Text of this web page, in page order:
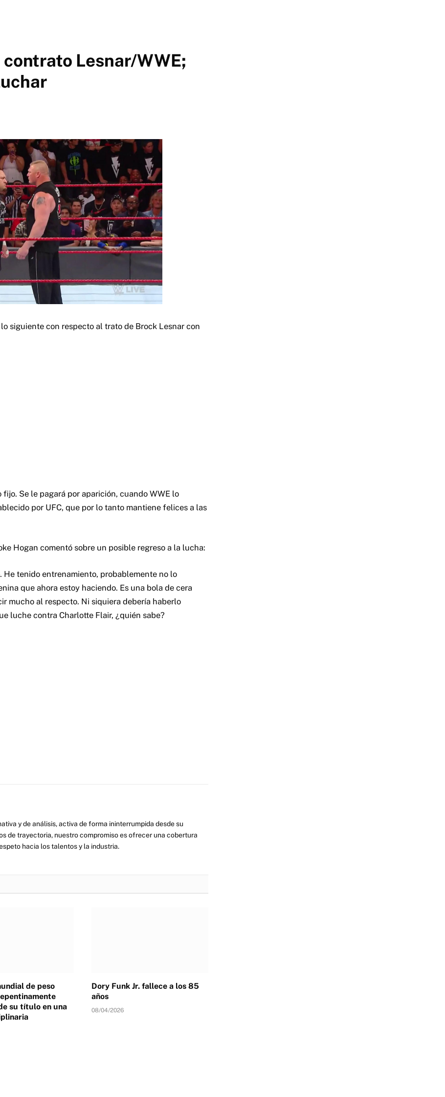
Lesnar/WWE;
siguiente con respecto al trato de Brock Lesnar con
Se le pagará por aparición, cuando WWE lo
por UFC, que por lo tanto mantiene felices a las
Hogan comentó sobre un posible regreso a la lucha:
He tenido entrenamiento, probablemente no lo
que ahora estoy haciendo. Es una bola de cera
mucho al respecto. Ni siquiera debería haberlo
luche contra Charlotte Flair, ¿quién sabe?
y de análisis, activa de forma ininterrumpida desde su
de trayectoria, nuestro compromiso es ofrecer una cobertura
hacia los talentos y la industria.
de peso
su título en una
Dory Funk Jr. fallece a los 85
años
08/04/2026